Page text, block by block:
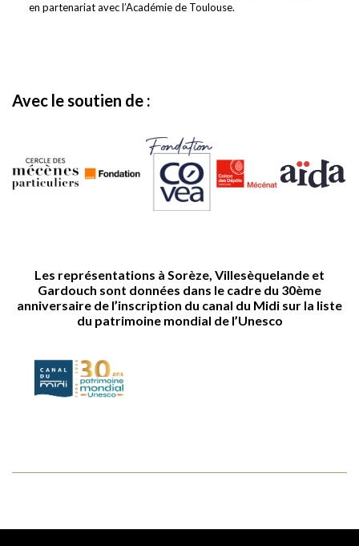
en partenariat avec l’Académie de Toulouse.
Avec le soutien de :
Les représentations à Sorèze, Villesèquelande et
Gardouch sont données dans le cadre du 30ème
anniversaire de l’inscription du canal du Midi sur la liste
du patrimoine mondial de l’Unesco